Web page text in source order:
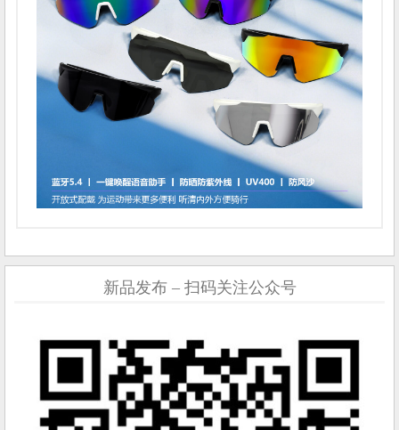
新品发布 – 扫码关注公众号